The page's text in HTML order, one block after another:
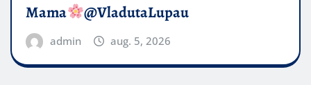
Mama @VladutaLupau
admin aug. 5, 2026